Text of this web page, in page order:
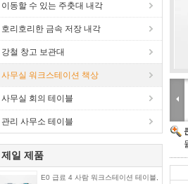
이동할 수 있는 주춧대 내각
호리호리한 금속 저장 내각
강철 창고 보관대
사무실 워크스테이션 책상
사무실 회의 테이블
관리 사무소 테이블
제일 제품
E0 급료 4 사람 워크스테이션 테이블,